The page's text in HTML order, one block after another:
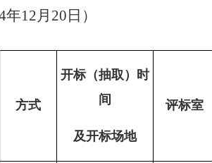
年12月20日）
方式
开标（抽取）时
间
及开标场地
评标室